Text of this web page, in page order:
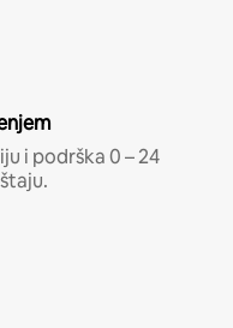
i podrška 0 – 24